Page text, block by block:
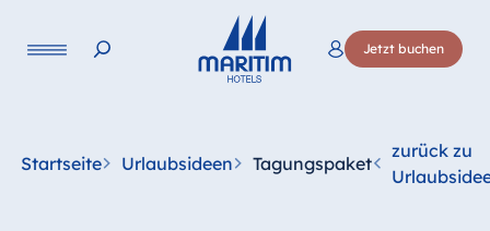
Jetzt buchen
Startseite Urlaubsideen Tagungspaket
zurück zu